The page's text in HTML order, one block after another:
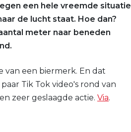
een hele vreemde situatie
de lucht staat. Hoe dan?
meter naar beneden
van een biermerk. En dat
Tik Tok video's rond van
zeer geslaagde actie. Via.